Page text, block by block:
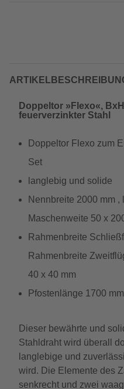
Doppeltor »Flexo«,
feuerverzinkter Stahl
Doppeltor Flexo zum
Set
langlebig und solide
Nennbreite 2000 mm ,
Maschenweite 50 x
Rahmenbreite
Rahmenbreite
40 x 40 mm
Pfostenlänge 1700
Dieser bewährte und
Stahldraht wird überall
langlebige und
wird. Die Elemente des
senkrecht und zwei